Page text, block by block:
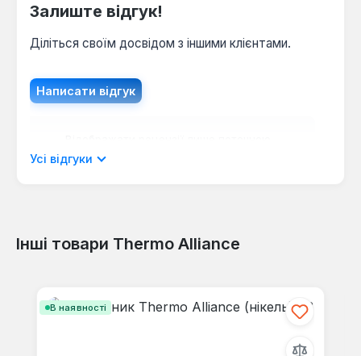
Залиште відгук!
Діліться своїм досвідом з іншими клієнтами.
Написати відгук
мовою.
Відгуків не знайдено. Поділіться
Усі відгуки
Інші товари Thermo Alliance
В наявності